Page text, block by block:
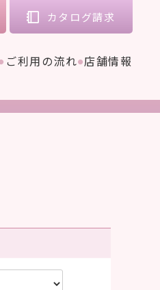
ご利用の流れ 店舗情報
カタログ請求